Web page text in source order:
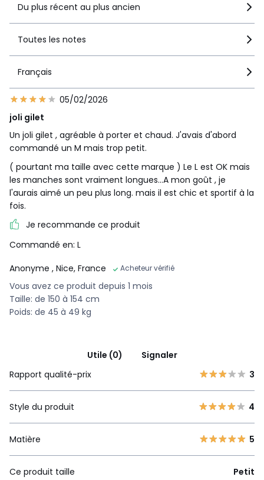
Du plus récent au plus ancien
Toutes les notes
Français
05/02/2026
joli gilet
Un joli gilet , agréable à porter et chaud. J'avais d'abord
commandé un M mais trop petit.
( pourtant ma taille avec cette marque ) Le L est OK mais
les manches sont vraiment longues...A mon goût , je
l'aurais aimé un peu plus long. mais il est chic et sportif à la
fois.
Je recommande ce produit
Commandé en: L
Anonyme , Nice, France Acheteur vérifié
Vous avez ce produit depuis 1 mois
Taille: de 150 à 154 cm
Poids: de 45 à 49 kg
Utile (0)
Signaler
Rapport qualité-prix
3
Style du produit 4
Matière 5
Ce produit taille Petit